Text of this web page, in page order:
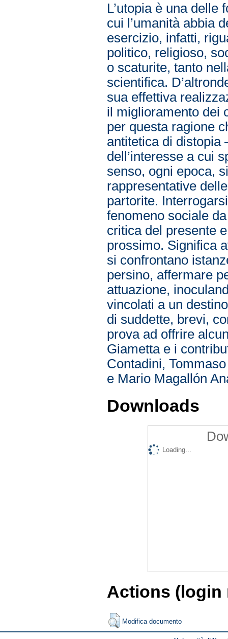
L’utopia è una
cui l’umanità abbia
esercizio, infatti,
politico, religioso,
o scaturite, tanto
scientifica.
sua effettiva
il miglioramento dei
per questa ragione
antitetica di distopia
dell’interesse a cui
senso, ogni epoca,
rappresentative
partorite.
fenomeno sociale
critica del presente
prossimo. Significa
si confrontano
persino, affermare
attuazione,
vincolati a un
di suddette, brevi,
prova ad offrire
Giametta e i
Contadini,
e Mario Magallón
Downloads
Loading...
Actions (login
Modifica documento